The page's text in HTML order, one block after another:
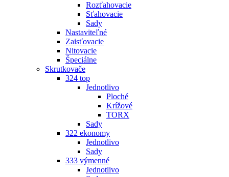
Rozťahovacie
Sťahovacie
Sady
Nastaviteľné
Zaisťovacie
Nitovacie
Špeciálne
Skrutkovače
324 top
Jednotlivo
Ploché
Krížové
TORX
Sady
322 ekonomy
Jednotlivo
Sady
333 výmenné
Jednotlivo